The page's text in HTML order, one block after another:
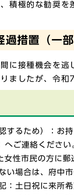
積極的な勧奨
措置（一
に接種機会を
ましたが、令和
するため）：お
ご連絡ください
性市民の方に
い場合は、府中
：土日祝に来所